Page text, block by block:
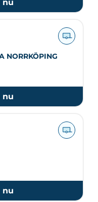
nu
NORRKÖPING
nu
nu